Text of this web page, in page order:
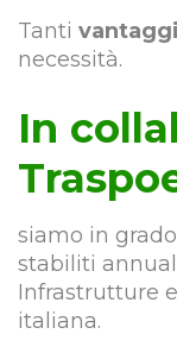
Tanti vantaggi
necessità.
In
siamo in
stabiliti
Infrastrutture
italiana.